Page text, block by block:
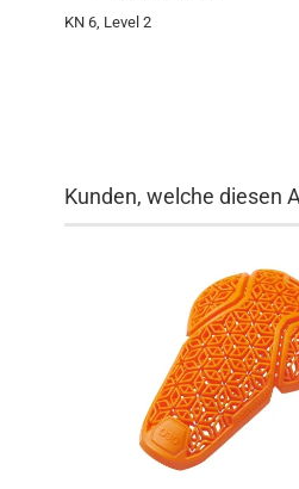
KN 6, Level 2
Kunden, welche diesen